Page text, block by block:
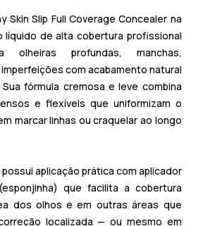
Skin Slip Full Coverage Concealer na
líquido de alta cobertura profissional
olheiras profundas, manchas,
com acabamento natural
fórmula cremosa e leve combina
e flexíveis que uniformizam o
marcar linhas ou craquelar ao longo
aplicação prática com aplicador
que facilita a cobertura
dos olhos e em outras áreas que
localizada — ou mesmo em